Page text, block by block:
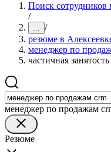
Поиск сотрудников
/
... /
резюме в
менеджер по
частичная занятость
менеджер по продажам
Резюме